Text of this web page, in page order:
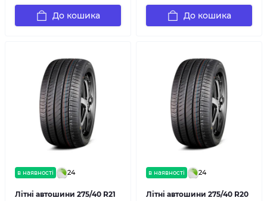
До кошика До кошика
в наявності 24
Літні автошини 275/40 R21
в наявності 24
Літні автошини 275/40 R20